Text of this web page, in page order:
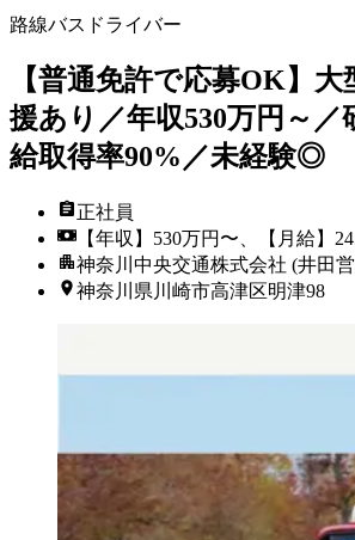
路線バスドライバー
【普通免許で応募OK】
援あり／年収530万円～／
給取得率90%／未経験◎
正社員
【年収】530万円〜、【月給】
神奈川中央交通株式会社 (井田
神奈川県川崎市高津区明津98